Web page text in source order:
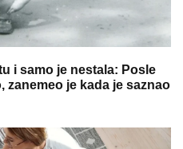
i samo je nestala: Posle
zanemeo je kada je saznao